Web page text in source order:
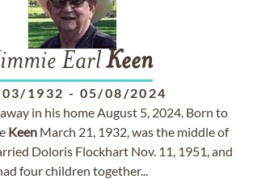
EarlKeen
1932 - 05/08/2024
in his home August 5, 2024. Born to
Keen March 21, 1932, was the middle of
Doloris Flockhart Nov. 11, 1951, and
four children together...